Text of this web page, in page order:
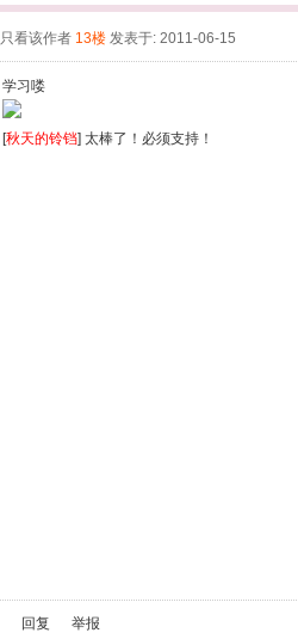
只看该作者 13楼 发表于: 2011-06-15
学习喽
[秋天的铃铛] 太棒了！必须支持！
回复 举报